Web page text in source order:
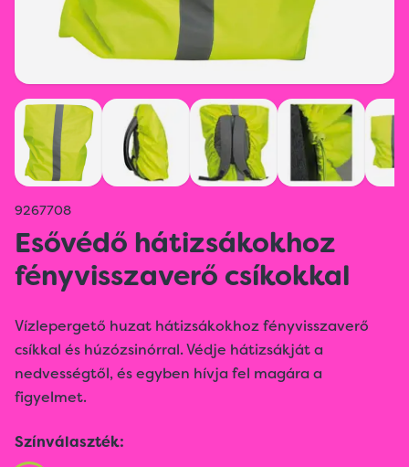
9267708
Esővédő hátizsákokhoz
fényvisszaverő csíkokkal
Vízlepergető huzat hátizsákokhoz fényvisszaverő
csíkkal és húzózsinórral. Védje hátizsákját a
nedvességtől, és egyben hívja fel magára a
figyelmet.
Színválaszték: